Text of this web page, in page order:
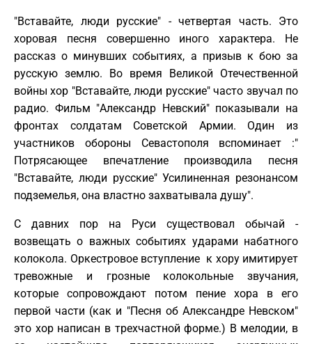
"Вставайте, люди русские" - четвертая часть. Это
хоровая песня совершенно иного характера. Не
рассказ о минувших событиях, а призыв к бою за
русскую землю. Во время Великой Отечественной
войны хор "Вставайте, люди русские" часто звучал по
радио. Фильм "Александр Невский" показывали на
фронтах солдатам Советской Армии. Один из
участников обороны Севастополя вспоминает :"
Потрясающее впечатление производила песня
"Вставайте, люди русские" Усилиненная резонансом
подземелья, она властно захватывала душу".
С давних пор на Руси существовал обычай -
возвещать о важных событиях ударами набатного
колокола. Оркестровое вступление к хору имитирует
тревожные и грозные колокольные звучания,
которые сопровождают потом пение хора в его
первой части (как и "Песня об Александре Невском"
это хор написан в трехчастной форме.) В мелодии, в